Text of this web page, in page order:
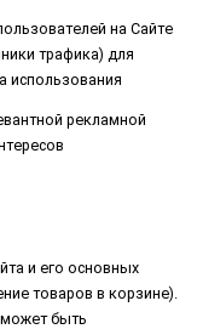
на Сайте
трафика) для
использования
рекламной
и его основных
товаров в корзине).
быть